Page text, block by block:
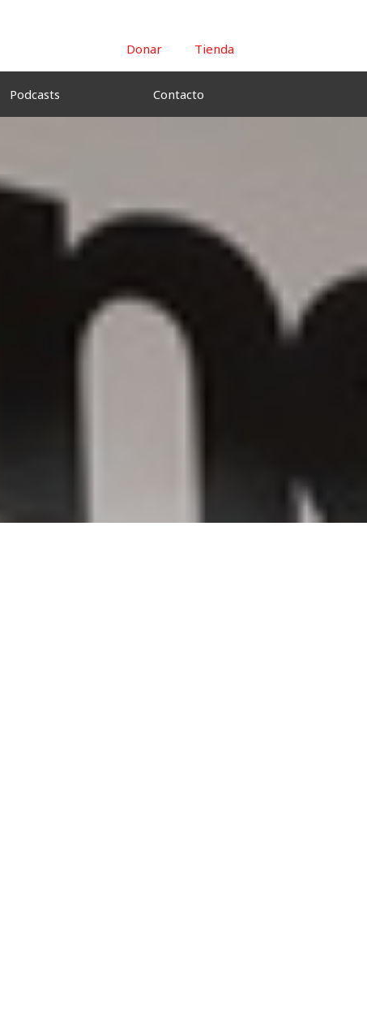
Donar Tienda
Podcasts Contacto